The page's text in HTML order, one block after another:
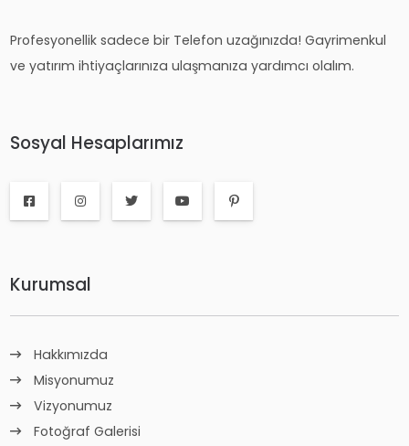
Profesyonellik sadece bir Telefon uzağınızda! Gayrimenkul
ve yatırım ihtiyaçlarınıza ulaşmanıza yardımcı olalım.
Sosyal Hesaplarımız
Kurumsal
Hakkımızda
Misyonumuz
Vizyonumuz
Fotoğraf Galerisi